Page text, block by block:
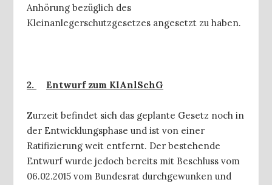
Anhörung bezüglich des
Kleinanlegerschutzgesetzes angesetzt zu haben.
2. Entwurf zum KlAnlSchG
Zurzeit befindet sich das geplante Gesetz noch in
der Entwicklungsphase und ist von einer
Ratifizierung weit entfernt. Der bestehende
Entwurf wurde jedoch bereits mit Beschluss vom
06.02.2015 vom Bundesrat durchgewunken und